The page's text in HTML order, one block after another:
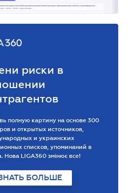
риски в
полную картину на основе 300
и открытых источников,
и украинских
списков, упоминаний в
Нова LIGA360 змінює все!
БОЛЬШЕ